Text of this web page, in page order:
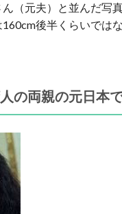
（元夫）と並んだ写
後半くらいでは
両親の元日本